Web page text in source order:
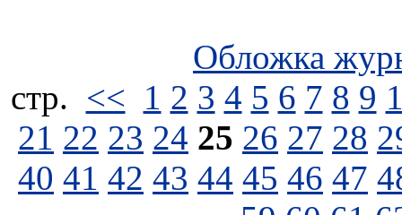
Обложка
стp. << 1 2 3 4 5 6 7 8 9
21 22 23 24 25 26 27 28
40 41 42 43 44 45 46 47